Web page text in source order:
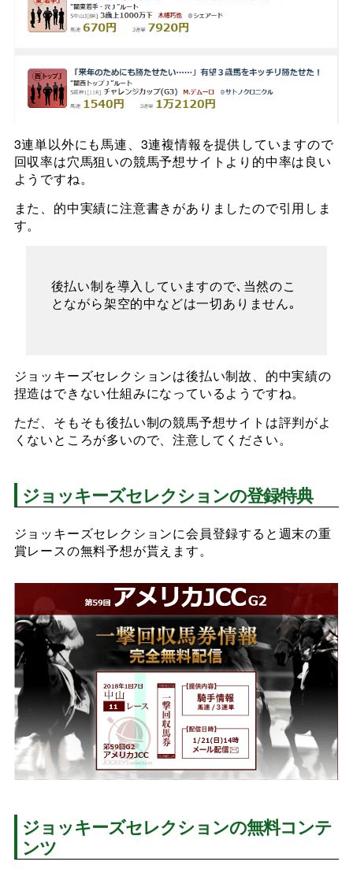
3連単以外にも馬連、3連複情報を提供していますので
回収率は穴馬狙いの競馬予想サイトより的中率は良い
ようですね。
また、的中実績に注意書きがありましたので引用しま
す。
後払い制を導入していますので､当然のこ
とながら架空的中などは一切ありません｡
ジョッキーズセレクションは後払い制故、的中実績の
捏造はできない仕組みになっているようですね。
ただ、そもそも後払い制の競馬予想サイトは評判がよ
くないところが多いので、注意してください。
ジョッキーズセレクションの登録特典
ジョッキーズセレクションに会員登録すると週末の重
賞レースの無料予想が貰えます。
ジョッキーズセレクションの無料コンテ
ンツ